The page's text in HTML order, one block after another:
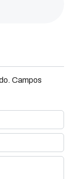
Campos